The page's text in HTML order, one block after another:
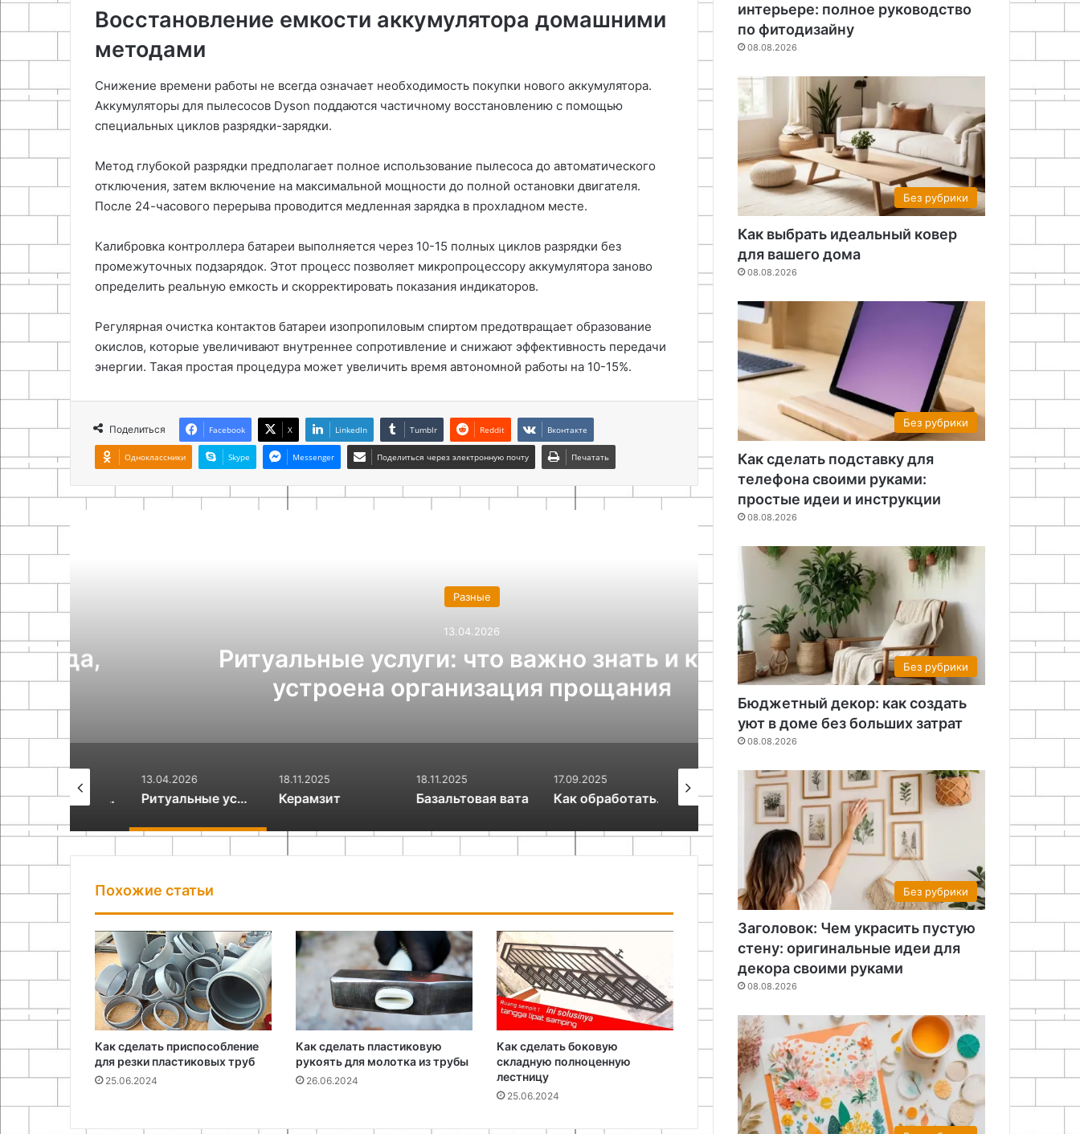
Восстановление емкости аккумулятора домашними
методами
Снижение времени работы не всегда означает необходимость покупки нового аккумулятора.
Аккумуляторы для пылесосов Dyson поддаются частичному восстановлению с помощью
специальных циклов разрядки-зарядки.
Метод глубокой разрядки предполагает полное использование пылесоса до автоматического
отключения, затем включение на максимальной мощности до полной остановки двигателя.
После 24-часового перерыва проводится медленная зарядка в прохладном месте.
Калибровка контроллера батареи выполняется через 10-15 полных циклов разрядки без
промежуточных подзарядок. Этот процесс позволяет микропроцессору аккумулятора заново
определить реальную емкость и скорректировать показания индикаторов.
Регулярная очистка контактов батареи изопропиловым спиртом предотвращает образование
окислов, которые увеличивают внутреннее сопротивление и снижают эффективность передачи
энергии. Такая простая процедура может увеличить время автономной работы на 10-15%.
Поделиться Facebook X LinkedIn Tumblr Reddit Вконтакте
Одноклассники Skype Messenger Поделиться через электронную почту Печатать
Ритуальные услуги: что важно знать и как
устроена организация прощания
Разные
18.11.2025
Керамзит
13.04.2026
Ритуальные услуги: что важно знать и как устроена организация прощания
18.11.2025
Керамзит
18.11.2025
Базальтовая вата
17.09.2025
Как обработать древесину подручными средствами с минимальными затратами Как сделать лежанку для кошки
16.09.2025
Как сделать декоративную полку
16.09.2025
Как восстановить повторно использовать полипропиленовый фитинг
Похожие статьи
Как сделать приспособление
для резки пластиковых труб
25.06.2024
Как сделать пластиковую
рукоять для молотка из трубы
26.06.2024
Как сделать боковую
складную полноценную
лестницу
25.06.2024
интерьере: полное руководство
по фитодизайну
08.08.2026
Без рубрики
Как выбрать идеальный ковер
для вашего дома
08.08.2026
Без рубрики
Как сделать подставку для
телефона своими руками:
простые идеи и инструкции
08.08.2026
Без рубрики
Бюджетный декор: как создать
уют в доме без больших затрат
08.08.2026
Без рубрики
Заголовок: Чем украсить пустую
стену: оригинальные идеи для
декора своими руками
08.08.2026